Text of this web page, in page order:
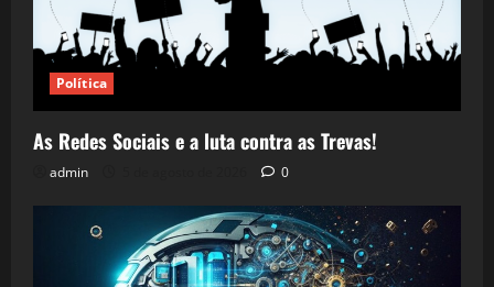
Política
As Redes Sociais e a luta contra as Trevas!
admin 0